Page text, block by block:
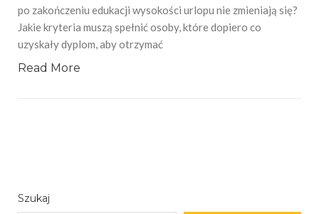
po zakończeniu edukacji wysokości urlopu nie zmieniają się?
Jakie kryteria muszą spełnić osoby, które dopiero co
uzyskały dyplom, aby otrzymać
Read More
Szukaj